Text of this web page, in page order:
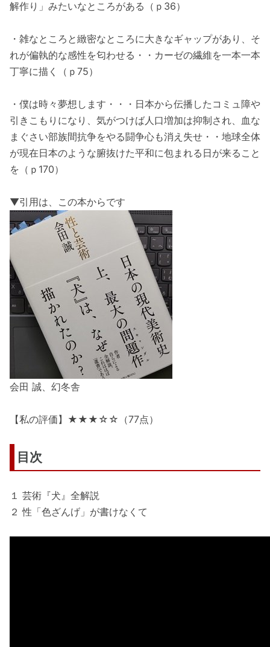
解作り」みたいなところがある（ｐ36）
・雑なところと緻密なところに大きなギャップがあり、そ
れが偏執的な感性を匂わせる・・カーゼの繊維を一本一本
丁寧に描く（ｐ75）
・僕は時々夢想します・・・日本から伝播したコミュ障や
引きこもりになり、気がつけば人口増加は抑制され、血な
まぐさい部族間抗争をやる闘争心も消え失せ・・地球全体
が現在日本のような腑抜けた平和に包まれる日が来ること
を（ｐ170）
▼引用は、この本からです
会田 誠、幻冬舎
【私の評価】★★★☆☆（77点）
目次
１ 芸術『犬』全解説
２ 性「色ざんげ」が書けなくて